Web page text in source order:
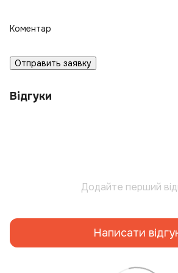
Коментар
Отправить заявку
Відгуки
Додайте перший
Написати